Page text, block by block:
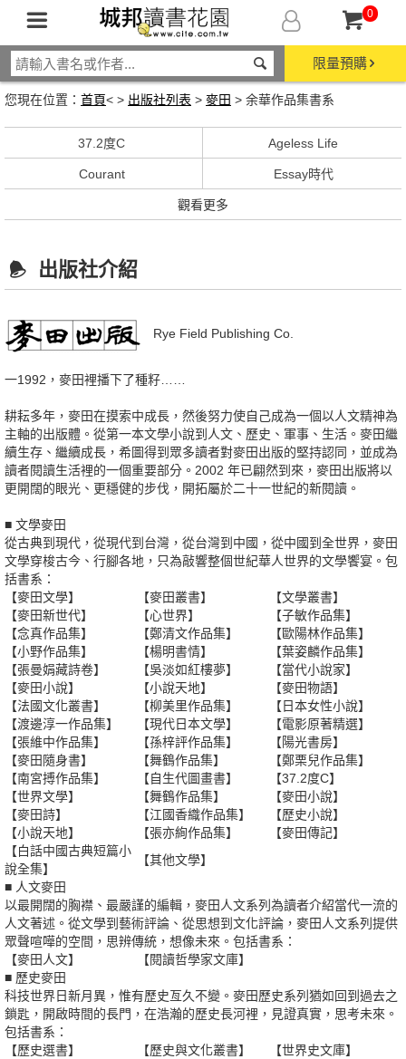
0
限量預購
您現在位置： 首頁< > 出版社列表 > 麥田 > 余華作品集書系
37.2度C Ageless Life
Courant Essay時代
觀看更多
出版社介紹
Rye Field Publishing Co.
一1992，麥田裡播下了種籽……
耕耘多年，麥田在摸索中成長，然後努力使自己成為一個以人文精神為
主軸的出版體。從第一本文學小說到人文、歷史、軍事、生活。麥田繼
續生存、繼續成長，希圖得到眾多讀者對麥田出版的堅持認同，並成為
讀者閱讀生活裡的一個重要部分。2002 年已翩然到來，麥田出版將以
更開闊的眼光、更穩健的步伐，開拓屬於二十一世紀的新閱讀。
■ 文學麥田
從古典到現代，從現代到台灣，從台灣到中國，從中國到全世界，麥田
文學穿梭古今、行腳各地，只為敲響整個世紀華人世界的文學饗宴。包
括書系：
【麥田文學】
【麥田叢書】
【文學叢書】
【麥田新世代】
【心世界】
【子敏作品集】
【念真作品集】
【鄭清文作品集】
【歐陽林作品集】
【小野作品集】
【楊明書情】
【葉姿麟作品集】
【張曼娟藏詩卷】
【吳淡如紅樓夢】
【當代小說家】
【麥田小說】
【小說天地】
【麥田物語】
【法國文化叢書】
【柳美里作品集】
【日本女性小說】
【渡邊淳一作品集】
【現代日本文學】
【電影原著精選】
【張維中作品集】
【孫梓評作品集】
【陽光書房】
【麥田隨身書】
【舞鶴作品集】
【鄭栗兒作品集】
【南宮搏作品集】
【自生代圖畫書】
【37.2度C】
【世界文學】
【舞鶴作品集】
【麥田小說】
【麥田詩】
【江國香織作品集】
【歷史小說】
【小說天地】
【張亦絢作品集】
【麥田傳記】
【白話中國古典短篇小
說全集】
【其他文學】
■ 人文麥田
以最開闊的胸襟、最嚴謹的編輯，麥田人文系列為讀者介紹當代一流的
人文著述。從文學到藝術評論、從思想到文化評論，麥田人文系列提供
眾聲喧嘩的空間，思辨傳統，想像未來。包括書系：
【麥田人文】
【閱讀哲學家文庫】
■ 歷史麥田
科技世界日新月異，惟有歷史亙久不變。麥田歷史系列猶如回到過去之
鎖匙，開啟時間的長門，在浩瀚的歷史長河裡，見證真實，思考未來。
包括書系：
【歷史選書】
【歷史與文化叢書】
【世界史文庫】